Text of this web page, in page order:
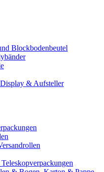
Blockbodenbeutel
& Aufsteller